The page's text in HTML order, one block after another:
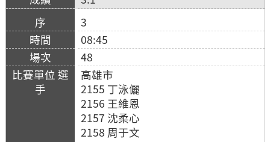
3
08:45
48
高雄市
2155 丁泳儷
2156 王維恩
2157 沈柔心
2158 周于文